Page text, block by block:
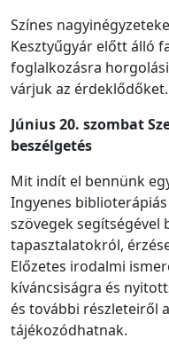
Színes
Kesztyűgyár előtt álló
foglalkozásra
várjuk az érdeklődőket.
Június 20. szombat
beszélgetés
Mit indít el bennünk
Ingyenes
szövegek segítségével
tapasztalatokról,
Előzetes irodalmi
kíváncsiságra és
és további részleteiről a
tájékozódhatnak.